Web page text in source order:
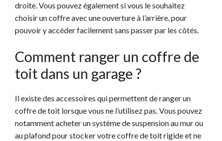
droite. Vous pouvez également si vous le souhaitez
choisir un coffre avec une ouverture à l’arrière, pour
pouvoir y accéder facilement sans passer par les côtés.
Comment ranger un coffre de
toit dans un garage ?
Il existe des accessoires qui permettent de ranger un
coffre de toit lorsque vous ne l’utilisez pas. Vous pouvez
notamment acheter un système de suspension au mur ou
au plafond pour stocker votre coffre de toit rigide et ne